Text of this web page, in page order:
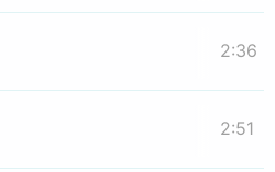
2:36
2:51